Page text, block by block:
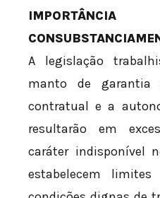
A legislação
manto de garantia
contratual e a
resultarão em
caráter indisponível
estabelecem limites